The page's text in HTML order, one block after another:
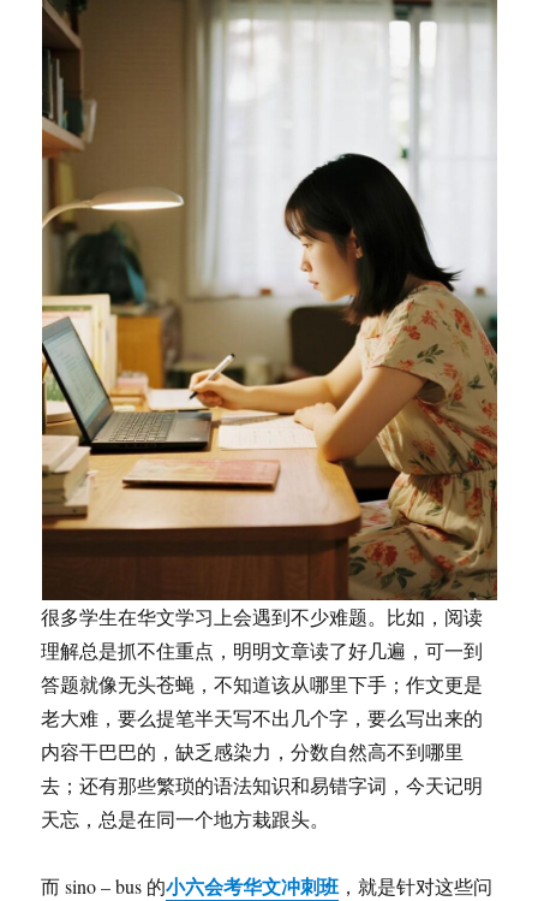
很多学生在华文学习上会遇到不少难题。比如，阅读
理解总是抓不住重点，明明文章读了好几遍，可一到
答题就像无头苍蝇，不知道该从哪里下手；作文更是
老大难，要么提笔半天写不出几个字，要么写出来的
内容干巴巴的，缺乏感染力，分数自然高不到哪里
去；还有那些繁琐的语法知识和易错字词，今天记明
天忘，总是在同一个地方栽跟头。
而 sino – bus 的小六会考华文冲刺班 ，就是针对这些问